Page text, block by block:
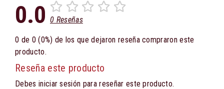
0.0 0 Reseñas
0 de 0 (0%) de los que dejaron reseña compraron este
producto.
Reseña este producto
Debes iniciar sesión para reseñar este producto.